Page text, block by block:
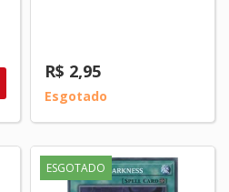
R$ 2,95
Esgotado
ESGOTADO